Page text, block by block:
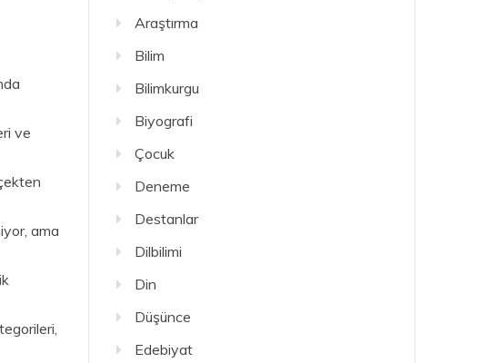
ve
ama
Araştırma
Bilim
Bilimkurgu
Biyografi
Çocuk
Deneme
Destanlar
Dilbilimi
Din
Düşünce
Edebiyat